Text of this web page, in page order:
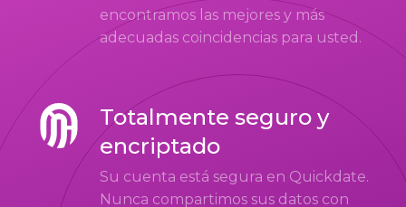
encontramos las mejores y más
adecuadas coincidencias para usted.
Totalmente seguro y
encriptado
Su cuenta está segura en Quickdate.
Nunca compartimos sus datos con